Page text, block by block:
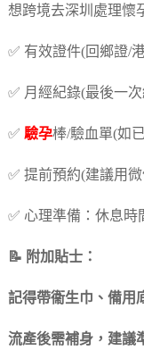
想跨境去深圳處理懷
✅ 有效證件(回鄉證/
✅ 月經紀錄(最後一
✅ 驗孕棒/驗血單(如
✅ 提前預約(建議用
✅ 心理準備：休息時
📝 附加貼士：
記得帶衞生巾、備用
流產後需補身，建議